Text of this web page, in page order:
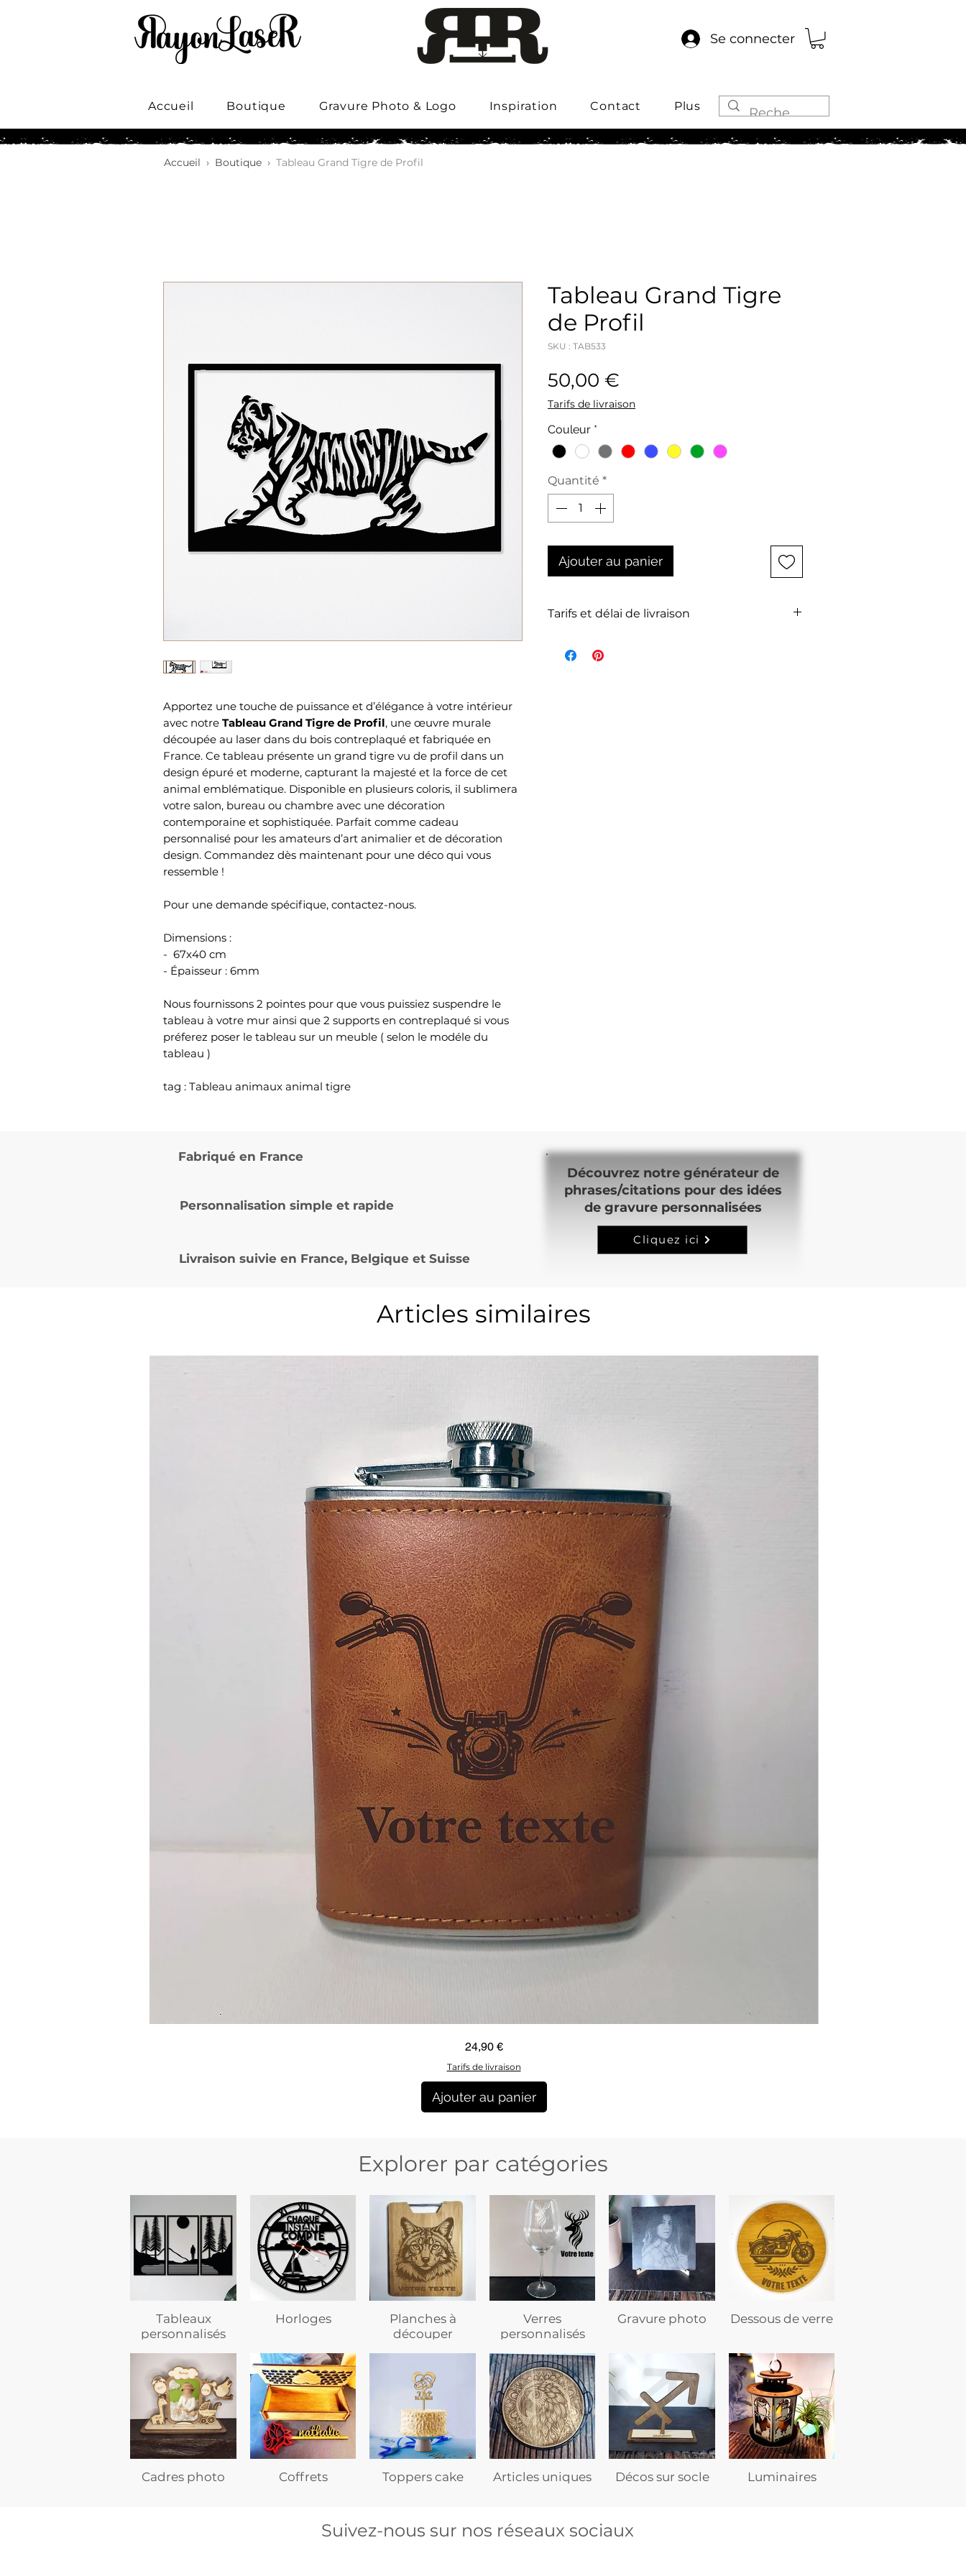
Se connecter
Accueil Boutique Gravure Photo & Logo Inspiration Contact Plus
Accueil › Boutique › Tableau Grand Tigre de Profil
Apportez une touche de puissance et d’élégance à votre intérieur
avec notre Tableau Grand Tigre de Profil, une œuvre murale
découpée au laser dans du bois contreplaqué et fabriquée en
France. Ce tableau présente un grand tigre vu de profil dans un
design épuré et moderne, capturant la majesté et la force de cet
animal emblématique. Disponible en plusieurs coloris, il sublimera
votre salon, bureau ou chambre avec une décoration
contemporaine et sophistiquée. Parfait comme cadeau
personnalisé pour les amateurs d’art animalier et de décoration
design. Commandez dès maintenant pour une déco qui vous
ressemble !
Pour une demande spécifique, contactez-nous.
Dimensions :
- 67x40 cm
- Épaisseur : 6mm
Nous fournissons 2 pointes pour que vous puissiez suspendre le
tableau à votre mur ainsi que 2 supports en contreplaqué si vous
préferez poser le tableau sur un meuble ( selon le modéle du
tableau )
tag : Tableau animaux animal tigre
Tableau Grand Tigre
de Profil
SKU : TAB533
50,00 €
Tarifs de livraison
Couleur *
Quantité *
Ajouter au panier
Tarifs et délai de livraison
de l'article et dépend du poids total de
Fabriqué en France
Personnalisation simple et rapide
Livraison suivie en France, Belgique et Suisse
Découvrez notre générateur de
phrases/citations pour des idées
de gravure personnalisées
Cliquez ici
Articles similaires
Aperçu rapide
Prix
24,90 €
Tarifs de livraison
Ajouter au panier
Explorer par catégories
Tableaux
personnalisés
Horloges
Planches à
découper
Verres
personnalisés
Gravure photo Dessous de verre
Cadres photo Coffrets Toppers cake Articles uniques Décos sur socle Luminaires
Suivez-nous sur nos réseaux sociaux